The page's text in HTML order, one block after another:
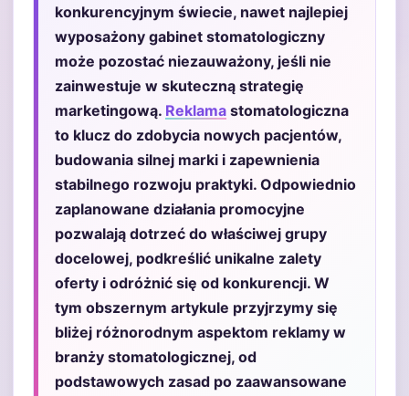
konkurencyjnym świecie, nawet najlepiej
wyposażony gabinet stomatologiczny
może pozostać niezauważony, jeśli nie
zainwestuje w skuteczną strategię
marketingową. Reklama stomatologiczna
to klucz do zdobycia nowych pacjentów,
budowania silnej marki i zapewnienia
stabilnego rozwoju praktyki. Odpowiednio
zaplanowane działania promocyjne
pozwalają dotrzeć do właściwej grupy
docelowej, podkreślić unikalne zalety
oferty i odróżnić się od konkurencji. W
tym obszernym artykule przyjrzymy się
bliżej różnorodnym aspektom reklamy w
branży stomatologicznej, od
podstawowych zasad po zaawansowane